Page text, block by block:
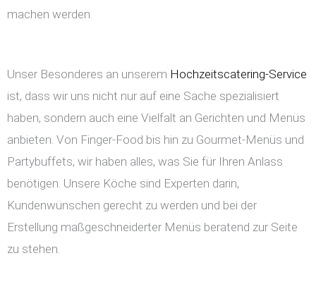
machen werden.
Unser Besonderes an unserem Hochzeitscatering-Service
ist, dass wir uns nicht nur auf eine Sache spezialisiert
haben, sondern auch eine Vielfalt an Gerichten und Menüs
anbieten. Von Finger-Food bis hin zu Gourmet-Menüs und
Partybuffets, wir haben alles, was Sie für Ihren Anlass
benötigen. Unsere Köche sind Experten darin,
Kundenwünschen gerecht zu werden und bei der
Erstellung maßgeschneiderter Menüs beratend zur Seite
zu stehen.